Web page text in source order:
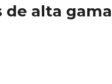
de alta gama